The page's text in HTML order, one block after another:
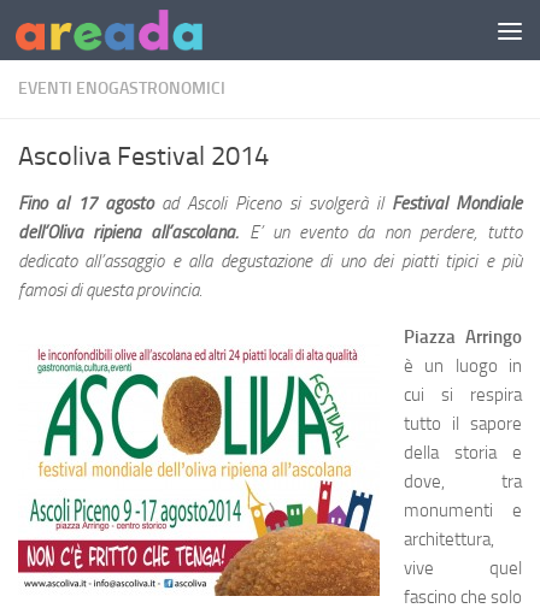
Sotto il contenuto
EVENTI ENOGASTRONOMICI
Ascoliva Festival 2014
Fino al 17 agostoad Ascoli Piceno si svolgerà il Festival Mondiale
dell’Oliva ripiena all’ascolana. E’ un evento da non perdere, tutto
dedicato all’assaggio e alla degustazione di uno dei piatti tipici e più
famosi di questa provincia.
Piazza Arringo
è un luogo in
cui si respira
tutto il sapore
della storia e
dove, tra
monumenti e
architettura,
vive quel
fascino che solo